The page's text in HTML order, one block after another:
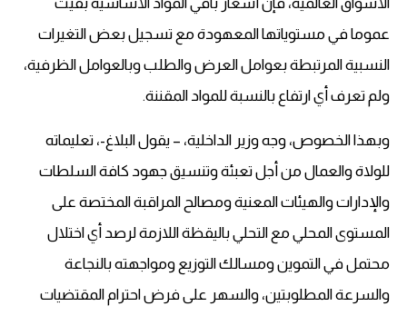
عموما في مستوياتها المعهودة مع تسجيل بعض التغيرات
النسبية المرتبطة بعوامل العرض والطلب وبالعوامل الظرفية،
ولم تعرف أي ارتفاع بالنسبة للمواد المقننة.
وبهذا الخصوص، وجه وزير الداخلية، – يقول البلاغ-، تعليماته
للولاة والعمال من أجل تعبئة وتنسيق جهود كافة السلطات
والإدارات والهيئات المعنية ومصالح المراقبة المختصة على
المستوى المحلي مع التحلي باليقظة اللازمة لرصد أي اختلال
محتمل في التموين ومسالك التوزيع ومواجهته بالنجاعة
والسرعة المطلوبتين، والسهر على فرض احترام المقتضيات